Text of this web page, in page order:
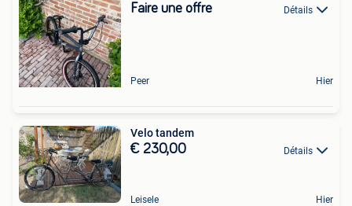
Faire une offre Détails
Peer Hier
Velo tandem
€ 230,00 Détails
Leisele Hier